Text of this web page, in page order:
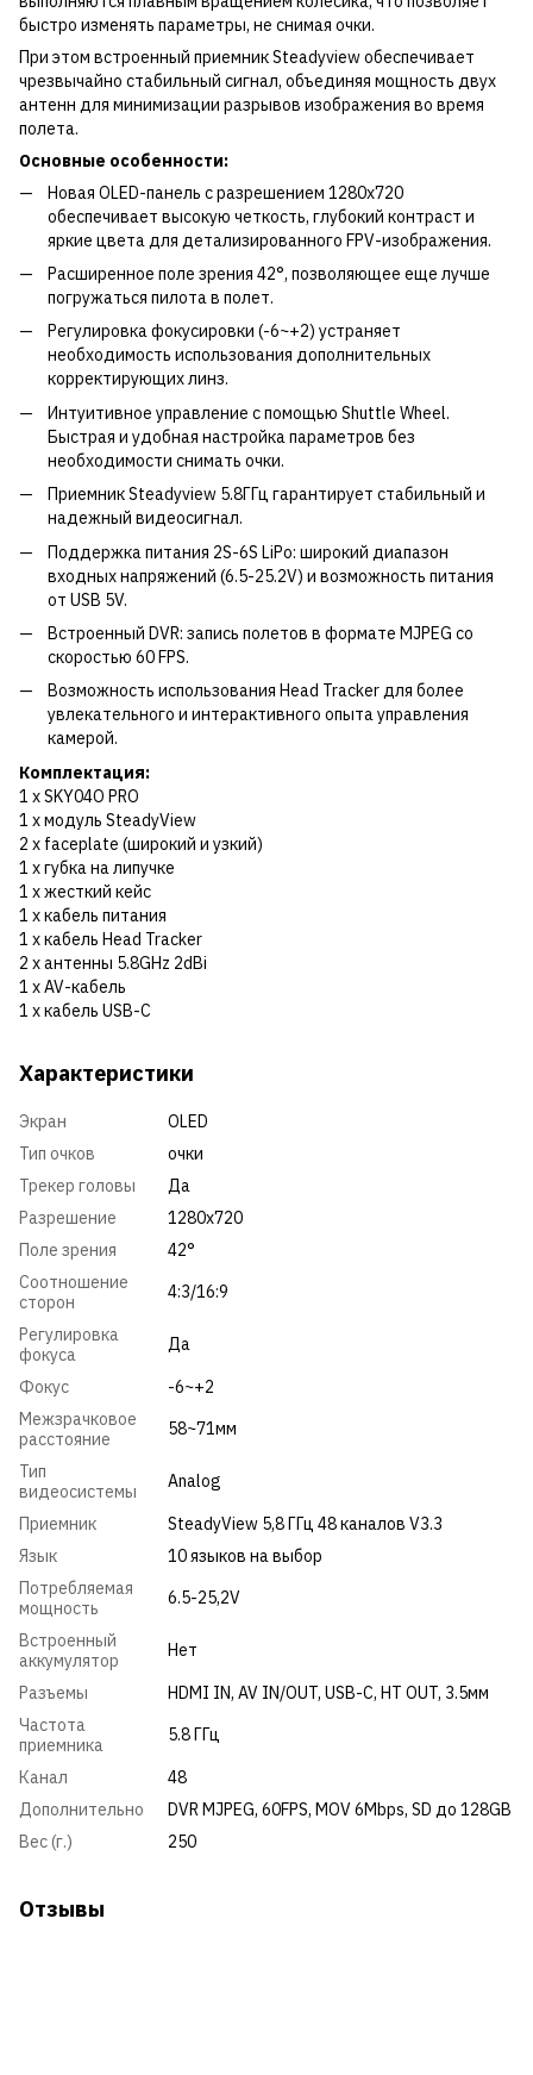
быстро изменять параметры, не снимая очки.
При этом встроенный приемник Steadyview обеспечивает
чрезвычайно стабильный сигнал, объединяя мощность двух
антенн для минимизации разрывов изображения во время
полета.
Основные особенности:
Новая OLED-панель с разрешением 1280x720
обеспечивает высокую четкость, глубокий контраст и
яркие цвета для детализированного FPV-изображения.
Расширенное поле зрения 42°, позволяющее еще лучше
погружаться пилота в полет.
Регулировка фокусировки (-6~+2) устраняет
необходимость использования дополнительных
корректирующих линз.
Интуитивное управление с помощью Shuttle Wheel.
Быстрая и удобная настройка параметров без
необходимости снимать очки.
Приемник Steadyview 5.8ГГц гарантирует стабильный и
надежный видеосигнал.
Поддержка питания 2S-6S LiPo: широкий диапазон
входных напряжений (6.5-25.2V) и возможность питания
от USB 5V.
Встроенный DVR: запись полетов в формате MJPEG со
скоростью 60 FPS.
Возможность использования Head Tracker для более
увлекательного и интерактивного опыта управления
камерой.
Комплектация:
1 x SKY04O PRO
1 x модуль SteadyView
2 x faceplate (широкий и узкий)
1 x губка на липучке
1 x жесткий кейс
1 x кабель питания
1 x кабель Head Tracker
2 x антенны 5.8GHz 2dBi
1 x AV-кабель
1 x кабель USB-C
Характеристики
Экран
OLED
Тип очков
очки
Трекер головы
Да
Разрешение
1280x720
Поле зрения
42°
Соотношение
сторон
4:3/16:9
Регулировка
фокуса
Да
Фокус
-6~+2
Межзрачковое
расстояние
58~71мм
Тип
видеосистемы
Analog
Приемник
SteadyView 5,8 ГГц 48 каналов V3.3
Язык
10 языков на выбор
Потребляемая
мощность
6.5-25,2V
Встроенный
аккумулятор
Нет
Разъемы
HDMI IN, AV IN/OUT, USB-C, HT OUT, 3.5мм
Частота
приемника
5.8 ГГц
Канал
48
Дополнительно
DVR MJPEG, 60FPS, MOV 6Mbps, SD до 128GB
Вес (г.)
250
Отзывы